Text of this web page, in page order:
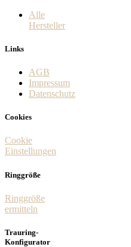
Alle
Hersteller
Links
AGB
Impressum
Datenschutz
Cookies
Cookie
Einstellungen
Ringgröße
Ringgröße
ermitteln
Trauring-
Konfigurator